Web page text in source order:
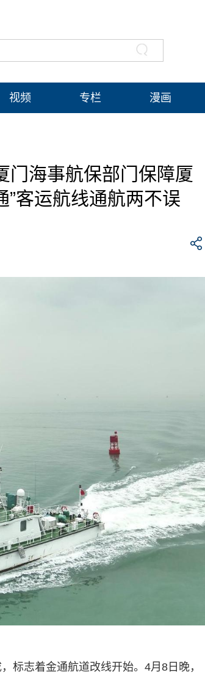
视频 专栏 漫画
门海事航保部门保障厦
”客运航线通航两不误
标志着金通航道改线开始。4月8日晚，